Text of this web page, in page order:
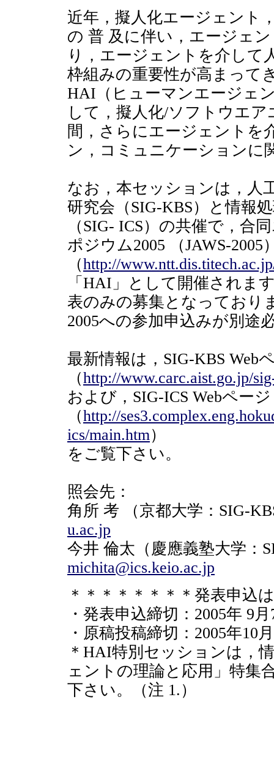
近年，擬人化エージェント
の 普 及に伴い，エージェ
り，エージェントを介して
枠組みの重要性が高まって
HAI（ヒューマンエージェ
して，擬人化/ソフトウエ
間，さらにエージェントを
ン，コミュニケーションに
なお，本セッションは，人
研究会（SIG-KBS）と情報
（SIG- ICS）の共催で，合
ポジウム2005 （JAWS-2005
（http://
「HAI」として開催されま
表のみの募集となっており
2005への参加申込みが別途
最新情報は，SIG-KBS Web
（http://www.carc.aist.go.jp/
および，SIG-ICS Webページ
（http://
ics/main.htm）
をご覧下さい。
照会先：
角所 考 （京都大学：SIG-
u.ac.jp
今井 倫太（慶應義塾大学：
michita@ics.keio.ac.jp
＊＊＊＊＊＊＊＊発表申込
・発表申込締切：2005年 9
・原稿投稿締切：2005年10
＊HAI特別セッションは，
ェントの理論と応用」特集
下さい。（注 1.）